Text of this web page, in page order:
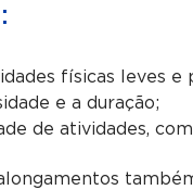
físicas leves e
e a duração;
de atividades,